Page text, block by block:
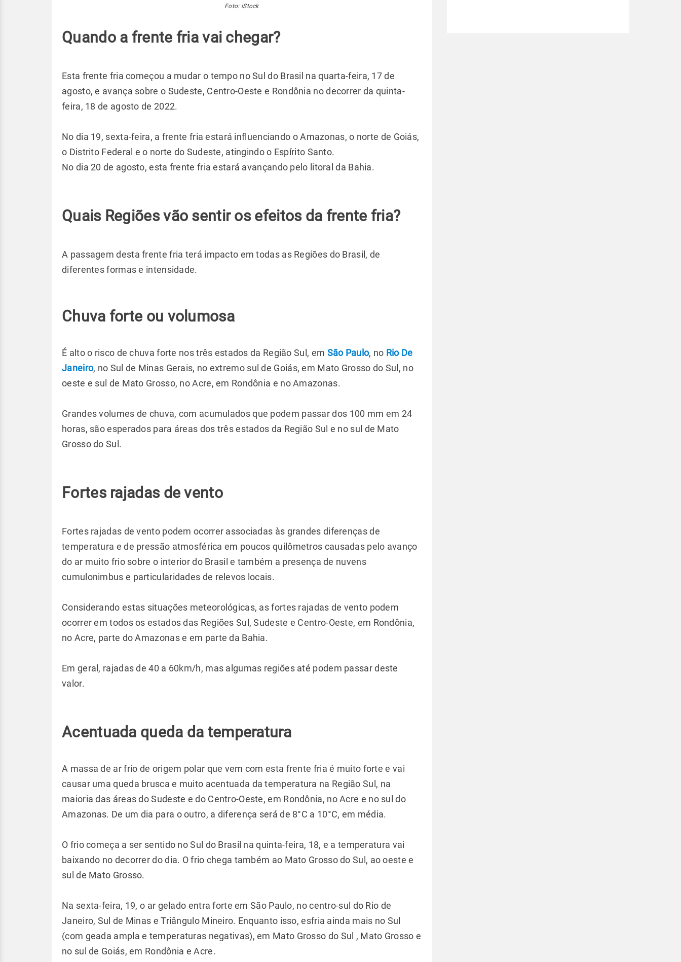
Foto: iStock
Quando a frente fria vai chegar?
Esta frente fria começou a mudar o tempo no Sul do Brasil na quarta-feira, 17 de
agosto, e avança sobre o Sudeste, Centro-Oeste e Rondônia no decorrer da quinta-
feira, 18 de agosto de 2022.
No dia 19, sexta-feira, a frente fria estará influenciando o Amazonas, o norte de Goiás,
o Distrito Federal e o norte do Sudeste, atingindo o Espírito Santo.
No dia 20 de agosto, esta frente fria estará avançando pelo litoral da Bahia.
Quais Regiões vão sentir os efeitos da frente fria?
A passagem desta frente fria terá impacto em todas as Regiões do Brasil, de
diferentes formas e intensidade.
Chuva forte ou volumosa
É alto o risco de chuva forte nos três estados da Região Sul, em São Paulo, no Rio De
Janeiro, no Sul de Minas Gerais, no extremo sul de Goiás, em Mato Grosso do Sul, no
oeste e sul de Mato Grosso, no Acre, em Rondônia e no Amazonas.
Grandes volumes de chuva, com acumulados que podem passar dos 100 mm em 24
horas, são esperados para áreas dos três estados da Região Sul e no sul de Mato
Grosso do Sul.
Fortes rajadas de vento
Fortes rajadas de vento podem ocorrer associadas às grandes diferenças de
temperatura e de pressão atmosférica em poucos quilômetros causadas pelo avanço
do ar muito frio sobre o interior do Brasil e também a presença de nuvens
cumulonimbus e particularidades de relevos locais.
Considerando estas situações meteorológicas, as fortes rajadas de vento podem
ocorrer em todos os estados das Regiões Sul, Sudeste e Centro-Oeste, em Rondônia,
no Acre, parte do Amazonas e em parte da Bahia.
Em geral, rajadas de 40 a 60km/h, mas algumas regiões até podem passar deste
valor.
Acentuada queda da temperatura
A massa de ar frio de origem polar que vem com esta frente fria é muito forte e vai
causar uma queda brusca e muito acentuada da temperatura na Região Sul, na
maioria das áreas do Sudeste e do Centro-Oeste, em Rondônia, no Acre e no sul do
Amazonas. De um dia para o outro, a diferença será de 8°C a 10°C, em média.
O frio começa a ser sentido no Sul do Brasil na quinta-feira, 18, e a temperatura vai
baixando no decorrer do dia. O frio chega também ao Mato Grosso do Sul, ao oeste e
sul de Mato Grosso.
Na sexta-feira, 19, o ar gelado entra forte em São Paulo, no centro-sul do Rio de
Janeiro, Sul de Minas e Triângulo Mineiro. Enquanto isso, esfria ainda mais no Sul
(com geada ampla e temperaturas negativas), em Mato Grosso do Sul , Mato Grosso e
no sul de Goiás, em Rondônia e Acre.